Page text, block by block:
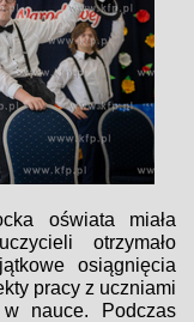
oświata miała
otrzymało
osiągnięcia
pracy z uczniami
nauce. Podczas